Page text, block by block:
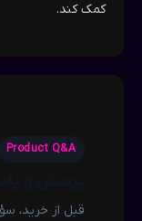
کمک کند.
Product Q&A
قبل از خرید،